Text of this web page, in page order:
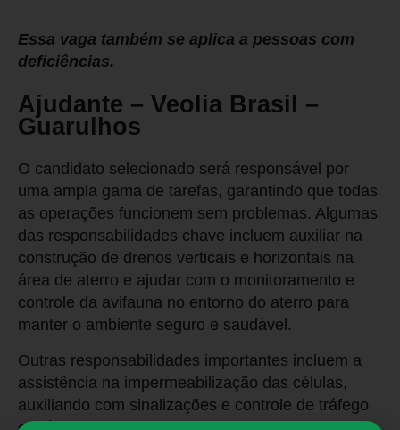
Essa vaga também se aplica a pessoas com
deficiências.
Ajudante – Veolia Brasil –
Guarulhos
O candidato selecionado será responsável por
uma ampla gama de tarefas, garantindo que todas
as operações funcionem sem problemas. Algumas
das responsabilidades chave incluem auxiliar na
construção de drenos verticais e horizontais na
área de aterro e ajudar com o monitoramento e
controle da avifauna no entorno do aterro para
manter o ambiente seguro e saudável.
Outras responsabilidades importantes incluem a
assistência na impermeabilização das células,
auxiliando com sinalizações e controle de tráfego